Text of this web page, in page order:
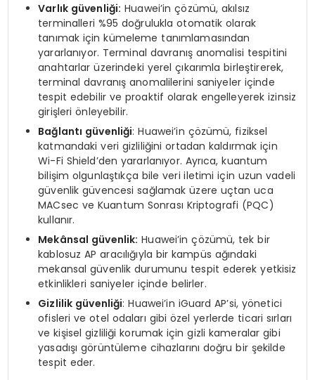
Varlık güvenliği: Huawei’in çözümü, akılsız
terminalleri %95 doğrulukla otomatik olarak
tanımak için kümeleme tanımlamasından
yararlanıyor. Terminal davranış anomalisi tespitini
anahtarlar üzerindeki yerel çıkarımla birleştirerek,
terminal davranış anomalilerini saniyeler içinde
tespit edebilir ve proaktif olarak engelleyerek izinsiz
girişleri önleyebilir.
Bağlantı güvenliği: Huawei’in çözümü, fiziksel
katmandaki veri gizliliğini ortadan kaldırmak için
Wi-Fi Shield’den yararlanıyor. Ayrıca, kuantum
bilişim olgunlaştıkça bile veri iletimi için uzun vadeli
güvenlik güvencesi sağlamak üzere uçtan uca
MACsec ve Kuantum Sonrası Kriptografi (PQC)
kullanır.
Mekânsal güvenlik: Huawei’in çözümü, tek bir
kablosuz AP aracılığıyla bir kampüs ağındaki
mekansal güvenlik durumunu tespit ederek yetkisiz
etkinlikleri saniyeler içinde belirler.
Gizlilik güvenliği: Huawei’in iGuard AP’si, yönetici
ofisleri ve otel odaları gibi özel yerlerde ticari sırları
ve kişisel gizliliği korumak için gizli kameralar gibi
yasadışı görüntüleme cihazlarını doğru bir şekilde
tespit eder.